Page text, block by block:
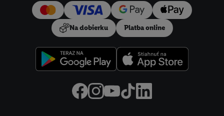
Na dobierku Platba online
používanie potrebných technológií. Kliknutím na "Súhlasím
vyjadríte súhlas so spracúvaním na všetky vyššie uvedené účely.
Ďalšie informácie vrátane informácií o dobe uchovávania
údajov a Vašom práve kedykoľvek odvolať súhlas s účinnosťou
do budúcnosti nájdete v našich
zásadách ochrany osobných
.Imprint nájdete tu.